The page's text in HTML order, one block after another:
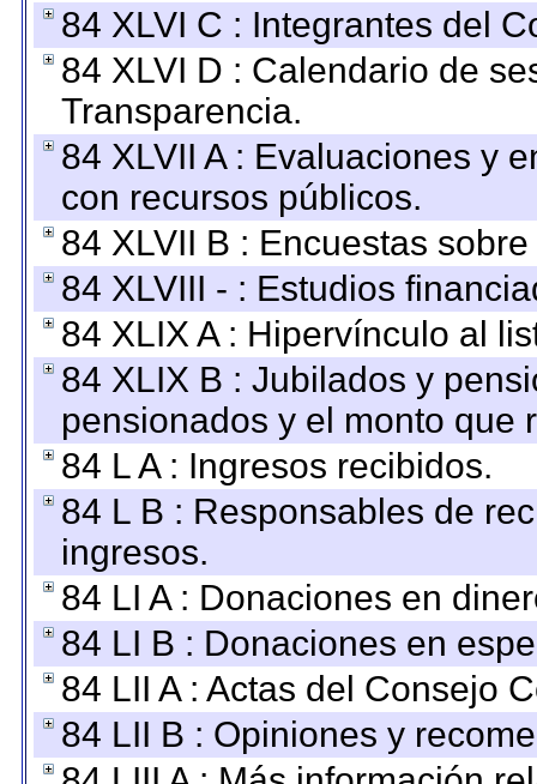
84 XLVI C : Integrantes del
84 XLVI D : Calendario de
Transparencia.
84 XLVII A : Evaluaciones y
con recursos públicos.
84 XLVII B : Encuestas
84 XLVIII - : Estudios
84 XLIX A : Hipervínculo al
84 XLIX B : Jubilados y
pensionados y el monto que
84 L A : Ingresos recibidos.
84 L B : Responsables de
ingresos.
84 LI A : Donaciones en
84 LI B : Donaciones en
84 LII A : Actas del Consejo
84 LII B : Opiniones y